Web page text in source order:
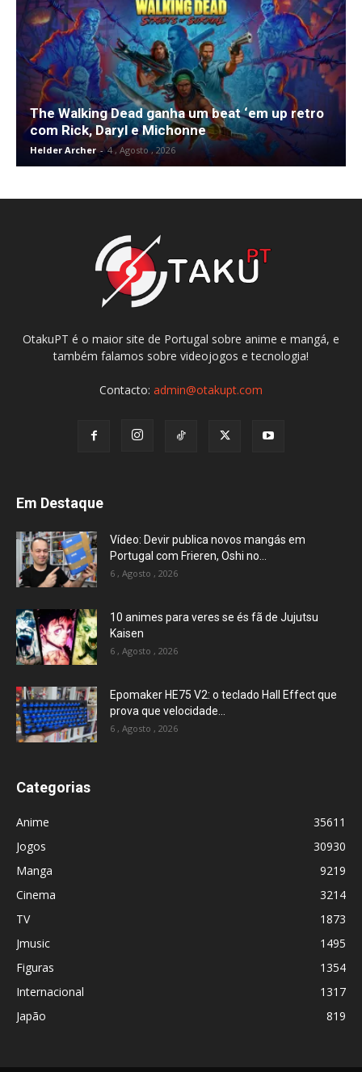
The Walking Dead ganha um beat ‘em up retro
com Rick, Daryl e Michonne
Helder Archer - 4 , Agosto , 2026
OtakuPT é o maior site de Portugal sobre anime e mangá, e
também falamos sobre videojogos e tecnologia!
Contacto: admin@otakupt.com
Em Destaque
Vídeo: Devir publica novos mangás em
Portugal com Frieren, Oshi no...
6 , Agosto , 2026
10 animes para veres se és fã de Jujutsu
Kaisen
6 , Agosto , 2026
Epomaker HE75 V2: o teclado Hall Effect que
prova que velocidade...
6 , Agosto , 2026
Categorias
Anime
35611
Jogos
30930
Manga
9219
Cinema
3214
TV
1873
Jmusic
1495
Figuras
1354
Internacional
1317
Japão
819